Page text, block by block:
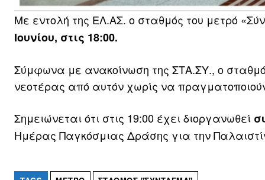
Mε εντολή της ΕΛ.ΑΣ. ο σταθμός του μετρό
Ιουνίου, στις 18:00.
Σύμφωνα με ανακοίνωση της ΣΤΑ.ΣΥ., ο
νεοτέρας από αυτόν χωρίς να
Σημειώνεται ότι στις 19:00 έχει διοργανωθεί
Ημέρας Παγκόσμιας Δράσης για την